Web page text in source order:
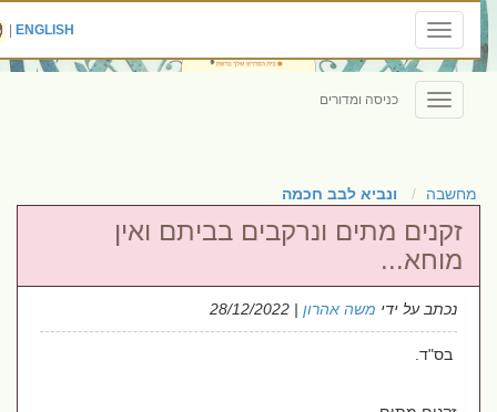
Toggle
navigation
ENGLISH
|
Toggle
navigation
כניסה ומדורים
מחשבה ונביא לבב חכמה
זקנים מתים ונרקבים בביתם ואין
מוחא...
נכתב על ידימשה אהרון| 28/12/2022
בס"ד.